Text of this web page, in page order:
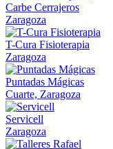
Carbe Cerrajeros
Zaragoza
T-Cura Fisioterapia
Zaragoza
Puntadas Mágicas
Cuarte, Zaragoza
Servicell
Zaragoza